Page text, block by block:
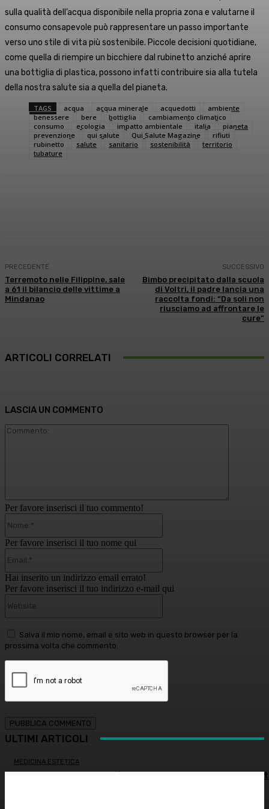
sulla qualità dell’acqua disponibile nella propria zona e valutarne il
consumo consapevole può rappresentare un passo importante
verso uno stile di vita più sostenibile. Piccole decisioni quotidiane,
come quella di riempire un bicchiere dal rubinetto anziché aprire
una bottiglia di plastica, possono infatti contribuire sia alla tutela
della nostra salute sia a quella del pianeta.
TAGS acqua acqua minerale acquedotti
ambiente
benessere
bere bottiglia
cambiamento climatico
consumo
ecologia impatto ambientale italia
pianeta
prevenzione
qui salute Qui Salute Magazine
rifiuti
rubinetto
salute sanitario sostenibilità
territorio
tubature
PRECEDENTE
Terremoto nelle Filippine, sale
a 61 il bilancio delle vittime a
Mindanao
SUCCESSIVO
Bimbo precipitato dalla scuola
di Voltri, il padre lancia una
raccolta fondi: “Da soli non
riusciamo ad affrontare le
cure”
ARTICOLI CORRELATI
LASCIA UN COMMENTO
Per favore inserisci il tuo commento!
Per favore inserisci il tuo nome qui
Hai inserito un indirizzo email errato!
Per favore inserisci il tuo indirizzo e-mail qui
Salva il mio nome, email e sito web in questo browser per la
prossima volta che commento.
ULTIMI ARTICOLI
MEDICINA ESTETICA
Restituire luce e vitalità allo sguardo, tra medicina